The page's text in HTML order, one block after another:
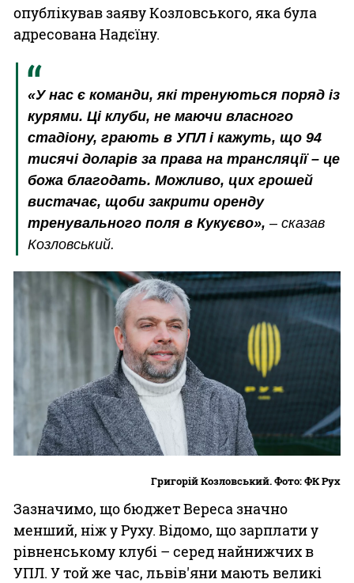
опублікував заяву Козловського, яка була
адресована Надєїну.
«У нас є команди, які тренуються поряд із
курями. Ці клуби, не маючи власного
стадіону, грають в УПЛ і кажуть, що 94
тисячі доларів за права на трансляції – це
божа благодать. Можливо, цих грошей
вистачає, щоби закрити оренду
тренувального поля в Кукуєво», – сказав
Козловський.
Григорій Козловський. Фото: ФК Рух
Зазначимо, що бюджет Вереса значно
менший, ніж у Руху. Відомо, що зарплати у
рівненському клубі – серед найнижчих в
УПЛ. У той же час, львів'яни мають великі